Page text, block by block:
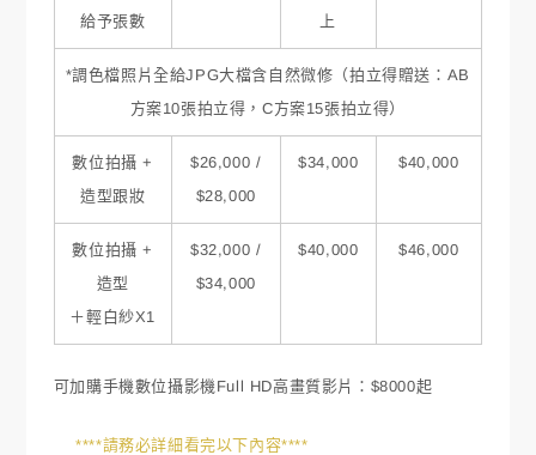
給予張數
上
*調色檔照片全給JPG大檔含自然微修（拍立得贈送：AB
方案10張拍立得，C方案15張拍立得）
數位拍攝 +
造型跟妝
$26,000 /
$28,000
$34,000 $40,000
數位拍攝 +
造型
＋輕白紗X1
$32,000 /
$34,000
$40,000 $46,000
可加購手機數位攝影機Full HD高畫質影片：$8000起
****請務必詳細看完以下內容****